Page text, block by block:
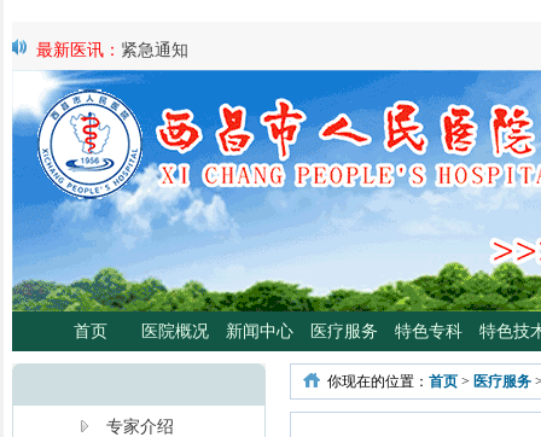
最新医讯： 紧急通知
最新医讯：好消息！四川大学华西医院泌尿外科专家魏强教授来院
最新医讯：西昌市人民总医院携手省科学普及专委会开展卫生下乡
宣传活动
最新医讯：
西昌市人民医院耳鼻咽喉头颈外科将于3月3日开展“全国
日”义诊活动
最新医讯： 重磅消息！2月21日起，四川大学华西医院泌尿外科魏强
将定期到西昌市人民医院开展门诊、手术
最新医讯：
西昌市人民医院胃肠肿瘤专病门诊开诊！
最新医讯：西昌市人民医院开展日间蓝光治疗门诊 轻度“小黄人”，
分离、不住院就能照蓝光啦！
最新医讯：
好消息！西昌市人民医院高压氧舱运行啦
最新医讯：【义诊预告】西昌市人民医院大型义诊活动，5月7日约
最新医讯：凉山各医院2年跑出“加速度”，9月再迎华西胸外专家
首页 医院概况 新闻中心 医疗服务 特色专科 特色技
专家介绍
你现在的位置： 首页 > 医疗服务